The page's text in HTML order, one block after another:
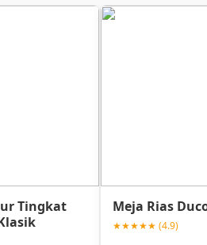
Tingkat
Meja Rias
★★★★★ (4.9)